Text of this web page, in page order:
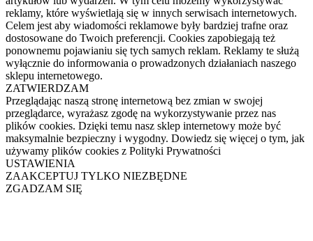
reklamy, które wyświetlają się w innych serwisach internetowych.
Celem jest aby wiadomości reklamowe były bardziej trafne oraz
dostosowane do Twoich preferencji. Cookies zapobiegają też
ponownemu pojawianiu się tych samych reklam. Reklamy te służą
wyłącznie do informowania o prowadzonych działaniach naszego
sklepu internetowego.
ZATWIERDZAM
Przeglądając naszą stronę internetową bez zmian w swojej
przeglądarce, wyrażasz zgodę na wykorzystywanie przez nas
plików cookies. Dzięki temu nasz sklep internetowy może być
maksymalnie bezpieczny i wygodny. Dowiedz się więcej o tym, jak
używamy plików cookies z Polityki Prywatności
USTAWIENIA
ZAAKCEPTUJ TYLKO NIEZBĘDNE
ZGADZAM SIĘ